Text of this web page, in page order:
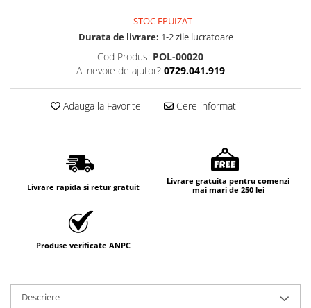
STOC EPUIZAT
Durata de livrare: 1-2 zile lucratoare
Cod Produs: POL-00020
Ai nevoie de ajutor? 0729.041.919
Adauga la Favorite Cere informatii
Livrare rapida si retur gratuit
Livrare gratuita pentru comenzi
mai mari de 250 lei
Produse verificate ANPC
Descriere